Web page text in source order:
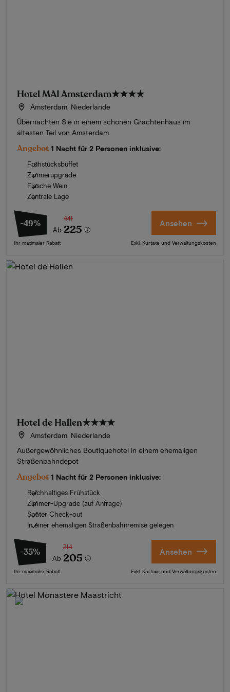
Hotel MAI Amsterdam★★★★
Amsterdam, Niederlande
Übernachten Sie in einem schönen Grachtenhaus im
ältesten Teil von Amsterdam
Angebot 1 Nacht für 2 Personen inklusive:
Frühstücksbüffet
Zimmerupgrade
Flasche Wein
Zentrale Lage
-49%
Ab
441
225
Ihr maximaler Rabatt
Ansehen
Exkl. Kurtaxe und Verwaltungskosten
Hotel de Hallen★★★★
Amsterdam, Niederlande
Außergewöhnliches Boutiquehotel in einem ehemaligen
Straßenbahndepot
Angebot 1 Nacht für 2 Personen inklusive:
Reichhaltiges Frühstück
Zimmer-Upgrade (auf Anfrage)
Später Check-out
In einer ehemaligen Straßenbahnremise gelegen
-35%
Ab
314
205
Ihr maximaler Rabatt
Ansehen
Exkl. Kurtaxe und Verwaltungskosten